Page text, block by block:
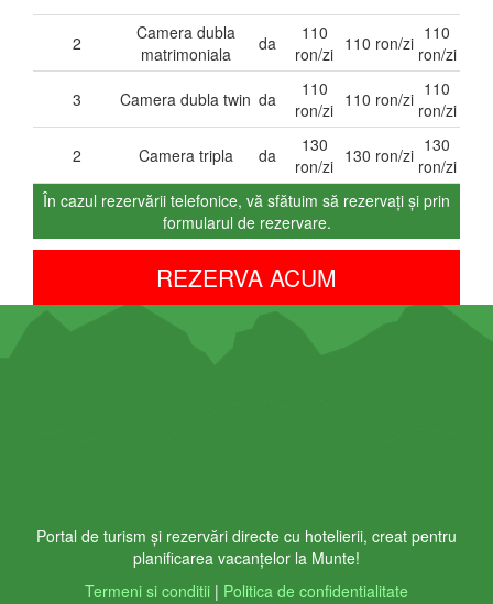
2
Camera dubla
matrimoniala
da
110
ron/zi 110 ron/zi 110
ron/zi
3 Camera dubla twin da
110
ron/zi 110 ron/zi 110
ron/zi
2 Camera tripla da
130
ron/zi 130 ron/zi 130
ron/zi
În cazul rezervării telefonice, vă sfătuim să rezervați și prin
formularul de rezervare.
REZERVA ACUM
Portal de turism și rezervări directe cu hotelierii, creat pentru
planificarea vacanțelor la Munte!
Termeni si conditii | Politica de confidentialitate